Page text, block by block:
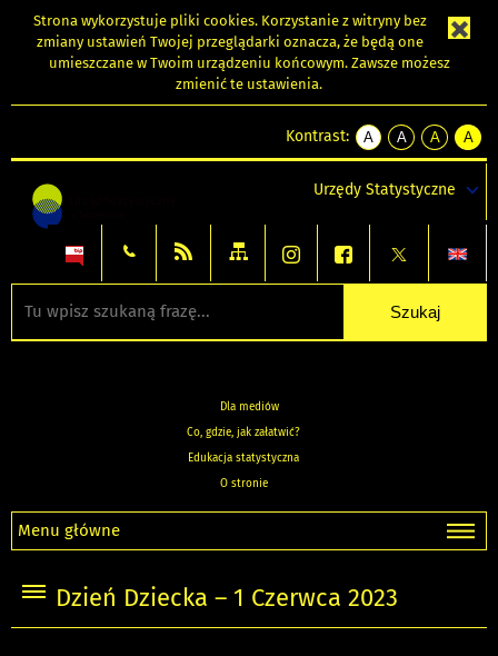
Strona wykorzystuje pliki cookies. Korzystanie z witryny bez
zmiany ustawień Twojej przeglądarki oznacza, że będą one
umieszczane w Twoim urządzeniu końcowym. Zawsze możesz
zmienić te ustawienia.
Kontrast:
A
kontrast
A
kontrast
tekst
czarnym
A
kontrast
tekst
czarnym
A
tekst
żółtym
Urzędy Statystyczne
Dla mediów
Co, gdzie, jak załatwić?
Edukacja statystyczna
O stronie
Menu główne
Dzień Dziecka – 1 Czerwca 2023